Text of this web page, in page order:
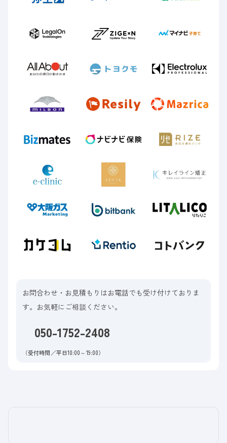
お問合わせ・お見積もりはお電話でも受け付けておりま
す。お気軽にご相談ください。
050-1752-2408
（受付時間／平日10:00～19:00）